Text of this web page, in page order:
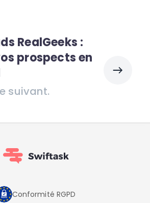
RealGeeks :
prospects en
suivant.
Conformité RGPD